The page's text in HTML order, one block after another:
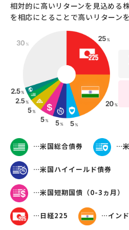
相対的に高いリターンを見込める
を相応にとることで高いリターン
…米国総合債券 …
…米国ハイイールド債券
…米国短期国債（0-3ヵ月）
…日経225 …イン